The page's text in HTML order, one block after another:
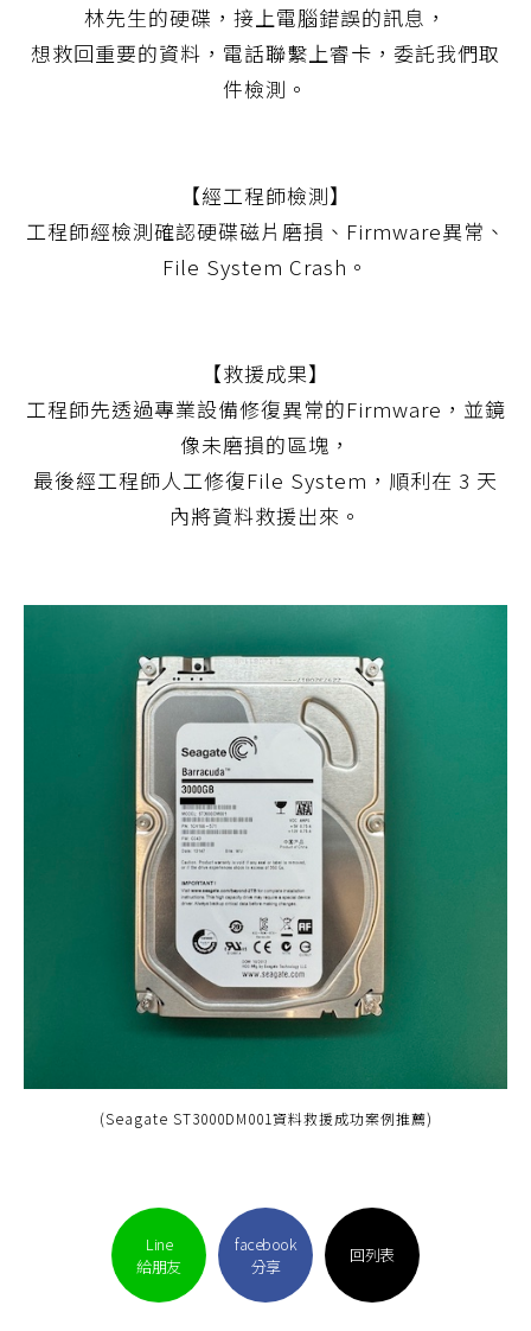
林先生的硬碟，接上電腦錯誤的訊息，
想救回重要的資料，電話聯繫上睿卡，委託我們取
件檢測。
【經工程師檢測】
工程師經檢測確認硬碟磁片磨損、Firmware異常、
File System Crash。
【救援成果】
工程師先透過專業設備修復異常的Firmware，並鏡
像未磨損的區塊，
最後經工程師人工修復File System，順利在 3 天
內將資料救援出來。
(Seagate ST3000DM001資料救援成功案例推薦)
Line
給朋友
facebook
分享
回列表